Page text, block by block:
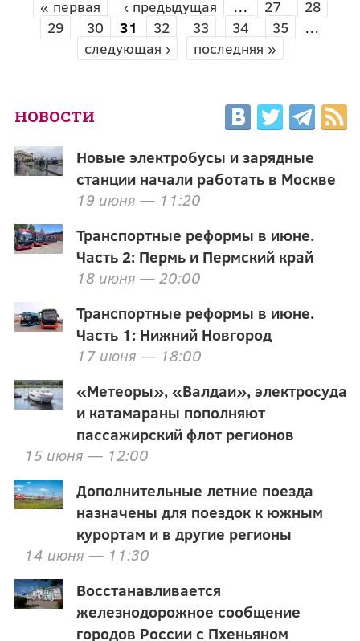
СТРАНИЦЫ
« первая ‹ предыдущая … 27
28
29
30 31 32 33 34 35
…
следующая ›
последняя »
НОВОСТИ
Новые электробусы и зарядные
станции начали работать в Москве
19 июня — 11:20
Транспортные реформы в июне.
Часть 2: Пермь и Пермский край
18 июня — 20:00
Транспортные реформы в июне.
Часть 1: Нижний Новгород
17 июня — 18:00
«Метеоры», «Валдаи», электросуда
и катамараны пополняют
пассажирский флот регионов
15 июня — 12:00
Дополнительные летние поезда
назначены для поездок к южным
курортам и в другие регионы
14 июня — 11:30
Восстанавливается
железнодорожное сообщение
городов России с Пхеньяном